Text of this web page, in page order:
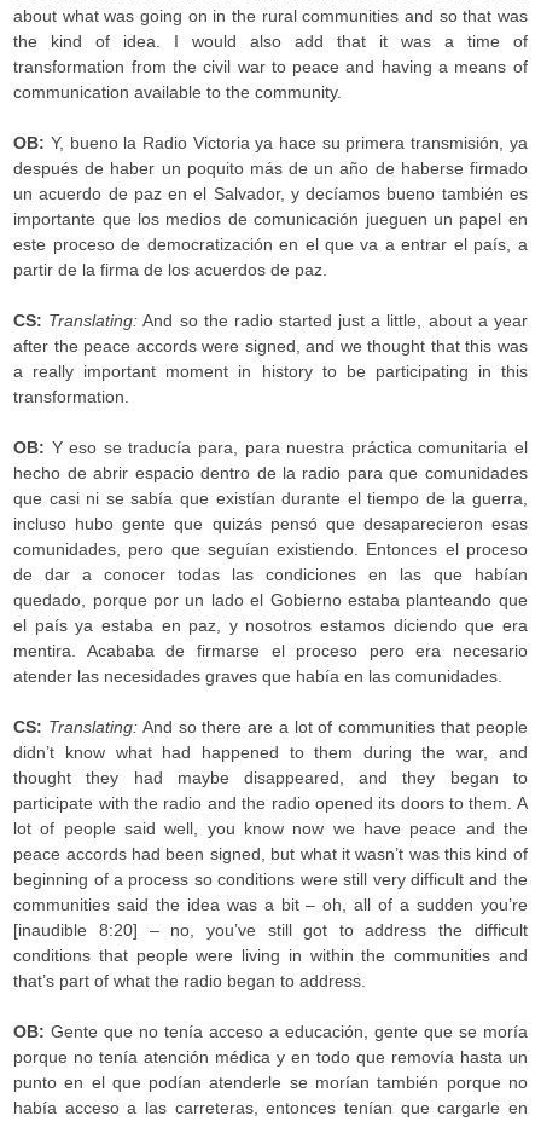
about what was going on in the rural communities and so that was
the kind of idea. I would also add that it was a time of
transformation from the civil war to peace and having a means of
communication available to the community.
OB: Y, bueno la Radio Victoria ya hace su primera transmisión, ya
después de haber un poquito más de un año de haberse firmado
un acuerdo de paz en el Salvador, y decíamos bueno también es
importante que los medios de comunicación jueguen un papel en
este proceso de democratización en el que va a entrar el país, a
partir de la firma de los acuerdos de paz.
CS: Translating: And so the radio started just a little, about a year
after the peace accords were signed, and we thought that this was
a really important moment in history to be participating in this
transformation.
OB: Y eso se traducía para, para nuestra práctica comunitaria el
hecho de abrir espacio dentro de la radio para que comunidades
que casi ni se sabía que existían durante el tiempo de la guerra,
incluso hubo gente que quizás pensó que desaparecieron esas
comunidades, pero que seguían existiendo. Entonces el proceso
de dar a conocer todas las condiciones en las que habían
quedado, porque por un lado el Gobierno estaba planteando que
el país ya estaba en paz, y nosotros estamos diciendo que era
mentira. Acababa de firmarse el proceso pero era necesario
atender las necesidades graves que había en las comunidades.
CS: Translating:And so there are a lot of communities that people
didn’t know what had happened to them during the war, and
thought they had maybe disappeared, and they began to
participate with the radio and the radio opened its doors to them. A
lot of people said well, you know now we have peace and the
peace accords had been signed, but what it wasn’t was this kind of
beginning of a process so conditions were still very difficult and the
communities said the idea was a bit – oh, all of a sudden you’re
[inaudible 8:20] – no, you’ve still got to address the difficult
conditions that people were living in within the communities and
that’s part of what the radio began to address.
OB: Gente que no tenía acceso a educación, gente que se moría
porque no tenía atención médica y en todo que removía hasta un
punto en el que podían atenderle se morían también porque no
había acceso a las carreteras, entonces tenían que cargarle en